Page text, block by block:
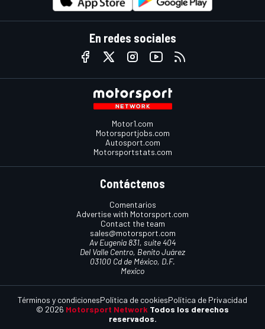
En redes sociales
Motor1.com
Motorsportjobs.com
Autosport.com
Motorsportstats.com
Contáctenos
Comentarios
Advertise with Motorsport.com
Contact the team
sales@motorsport.com
Av Eugenia 831, suite 404
Del Valle Centro, Benito Juárez
03100 Cd de México, D.F.
Mexico
© 2026 Motorsport Network Todos los derechos
reservados.
Términos y condicionesPolítica de cookiesPolítica de Privacidad